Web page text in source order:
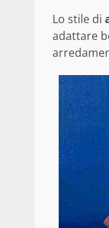
Lo stile di
adattare